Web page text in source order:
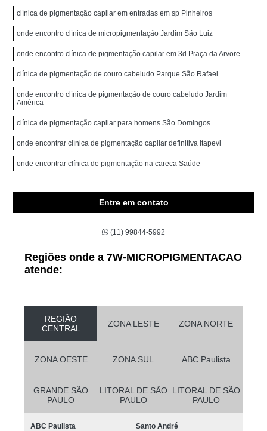
clínica de pigmentação capilar em entradas em sp Pinheiros
onde encontro clínica de micropigmentação Jardim São Luiz
onde encontro clínica de pigmentação capilar em 3d Praça da Arvore
clínica de pigmentação de couro cabeludo Parque São Rafael
onde encontro clínica de pigmentação de couro cabeludo Jardim
América
clínica de pigmentação capilar para homens São Domingos
onde encontrar clínica de pigmentação capilar definitiva Itapevi
onde encontrar clínica de pigmentação na careca Saúde
Entre em contato
(11) 99844-5992
Regiões onde a 7W-MICROPIGMENTACAO
atende:
REGIÃO
CENTRAL
ZONA LESTE ZONA NORTE
ZONA OESTE ZONA SUL ABC Paulista
GRANDE SÃO
PAULO
LITORAL DE SÃO
PAULO
LITORAL DE SÃO
PAULO
ABC Paulista Santo André